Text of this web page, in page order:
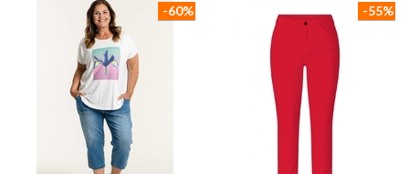
-60% -55%